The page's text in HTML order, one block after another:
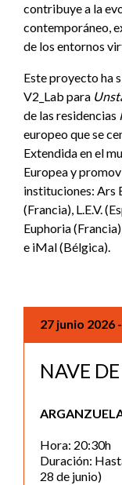
contribuye a la
contemporáneo,
de los entornos
Este proyecto ha
V2_Lab para
de las residencias
europeo que se
Extendida en el
Europea y
instituciones: Ars
(Francia), L.E.V.
Euphoria
e iMal (Bélgica).
27 junio 2026
NAVE
Hora: 20:30h
Duración:
28 de junio)